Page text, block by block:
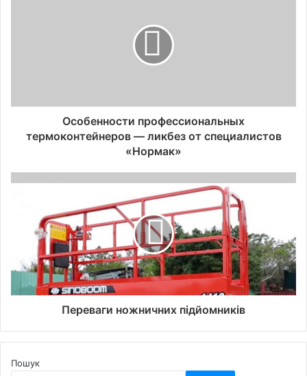
Особенности профессиональных
термоконтейнеров — ликбез от специалистов
«Нормак»
Переваги ножничних підйомників
Пошук